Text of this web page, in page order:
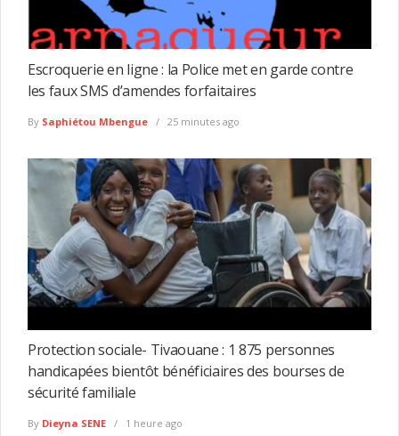
Escroquerie en ligne : la Police met en garde contre
les faux SMS d’amendes forfaitaires
By Saphiétou Mbengue 25 minutes ago
Protection sociale- Tivaouane : 1 875 personnes
handicapées bientôt bénéficiaires des bourses de
sécurité familiale
By Dieyna SENE 1 heure ago